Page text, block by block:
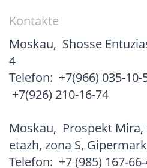
Kontakte
Moskau, Shosse
4
Telefon: +7(966) 035-10-
+7(926) 210-16-74
Moskau, Prospekt Mira,
etazh, zona S,
Telefon: +7 (985) 167-